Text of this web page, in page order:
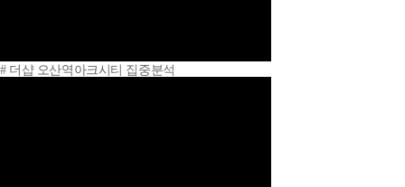
# 더샵 오산역아크시티 집중분석